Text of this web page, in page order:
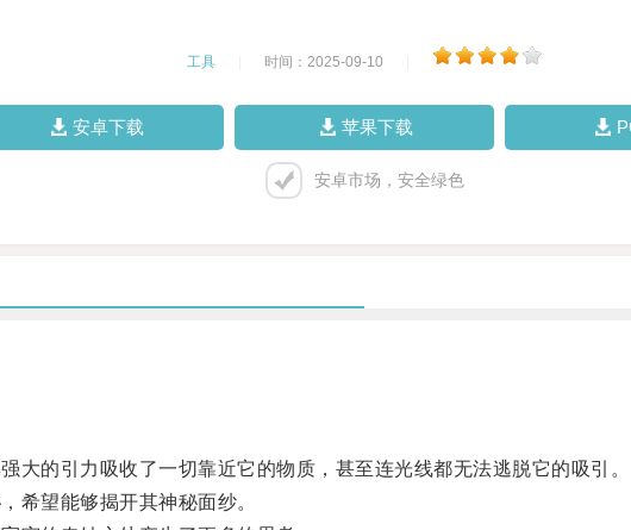
工具 时间：2025-09-10
安卓下载 苹果下载
安卓市场，安全绿色
的引力吸收了一切靠近它的物质，甚至连光线都无法逃脱它的吸引。
望能够揭开其神秘面纱。